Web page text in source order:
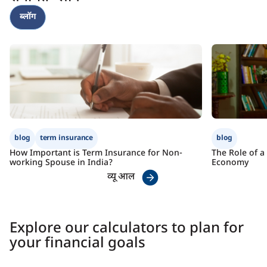
Check Premium
Child education funding
Tax benefits
Check Premium Learn More
ब्लॉग
blog term insurance
How Important is Term Insurance for Non-
working Spouse in India?
blog
The Role of
Economy
व्यू आल
Explore our calculators to plan for
your financial goals